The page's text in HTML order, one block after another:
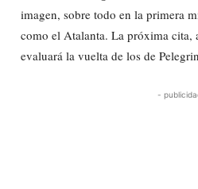
imagen, sobre todo en la primera
como el Atalanta. La próxima cita,
evaluará la vuelta de los de
-